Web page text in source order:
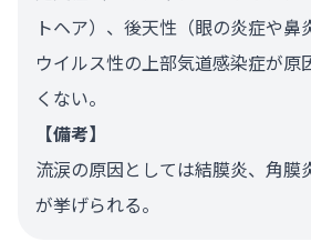
トヘア）、後天性（眼の炎症や鼻
ウイルス性の上部気道感染症が原
くない。
【備考】
流涙の原因としては結膜炎、角膜
が挙げられる。